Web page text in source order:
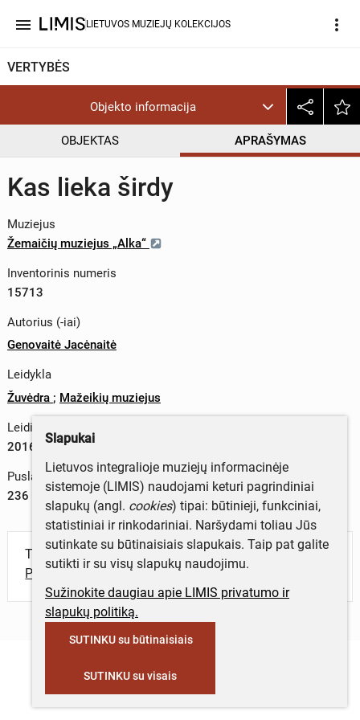
menu LIETUVOS MUZIEJŲ KOLEKCIJOS more_vert
VERTYBĖS
Objekto informacija
OBJEKTAS APRAŠYMAS
Kas lieka širdy
Muziejus
Žemaičių muziejus „Alka“
Inventorinis numeris
15713
Autorius (-iai)
Genovaitė Jacėnaitė
Leidykla
Žuvėdra ; Mažeikių muziejus
Leidimo metai
2016 m.
Puslapių skaičius
236
Turite daugiau informacijos apie objektą?
Parašykite mums!
Slapukai
Lietuvos integralioje muziejų informacinėje
sistemoje (LIMIS) naudojami keturi pagrindiniai
slapukų (angl. cookies) tipai: būtinieji, funkciniai,
statistiniai ir rinkodariniai. Naršydami toliau Jūs
sutinkate su būtinaisiais slapukais. Taip pat galite
sutikti ir su visų slapukų naudojimu.
Sužinokite daugiau apie LIMIS privatumo ir
slapukų politiką.
SUTINKU su būtinaisiais
SUTINKU su visais